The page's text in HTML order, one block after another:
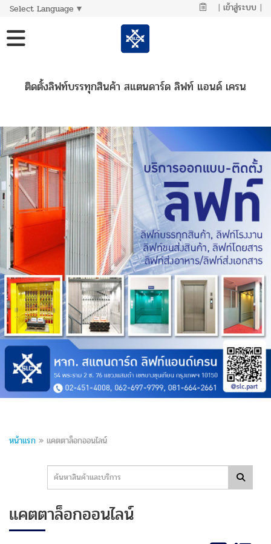
Select Language ▼ | เข้าสู่ระบบ |
ติดตั้งลิฟท์บรรทุกสินค้า สแตนดาร์ด ลิฟท์ แอนด์ เครน
หน้าแรก » แคตตาล็อกออนไลน์
แคตตาล็อกออนไลน์